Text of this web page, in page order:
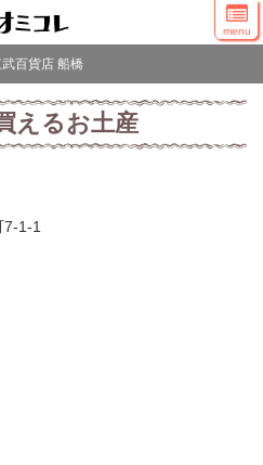
menu
百貨店 船橋
えるお土産
1-1